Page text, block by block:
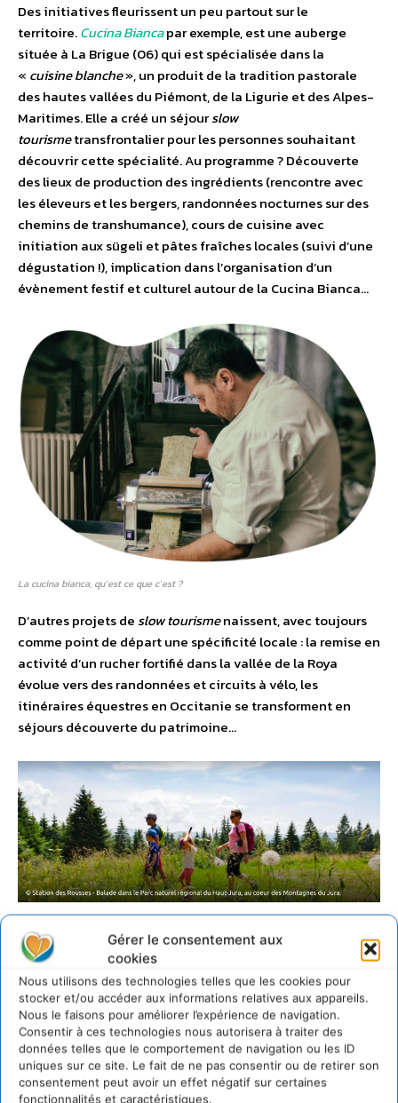
Gérer le consentement aux
cookies
Nous utilisons des technologies telles que les cookies pour
stocker et/ou accéder aux informations relatives aux appareils.
Nous le faisons pour améliorer l’expérience de navigation.
Consentir à ces technologies nous autorisera à traiter des
données telles que le comportement de navigation ou les ID
uniques sur ce site. Le fait de ne pas consentir ou de retirer son
consentement peut avoir un effet négatif sur certaines
fonctionnalités et caractéristiques.
Des initiatives fleurissent un peu partout sur le
territoire.Cucina Biancapar exemple, est une auberge
située à La Brigue (06) qui est spécialisée dans la
« cuisine blanche», un produit de la tradition pastorale
des hautes vallées du Piémont, de la Ligurie et des Alpes-
Maritimes. Elle a créé un séjourslow
tourismetransfrontalier pour les personnes souhaitant
découvrir cette spécialité. Au programme ? Découverte
des lieux de production des ingrédients (rencontre avec
les éleveurs et les bergers, randonnées nocturnes sur des
chemins de transhumance), cours de cuisine avec
initiation aux sügeli et pâtes fraîches locales (suivi d’une
dégustation !), implication dans l’organisation d’un
évènement festif et culturel autour de la Cucina Bianca…
La cucina bianca, qu’est ce que c’est ?
D’autres projets de slow tourismenaissent, avec toujours
comme point de départ une spécificité locale : la remise en
activité d’un rucher fortifié dans la vallée de la Roya
évolue vers des randonnées et circuits à vélo, les
itinéraires équestres en Occitanie se transforment en
séjours découverte du patrimoine…
Top des destinations slow tourisme en France
Quels sont les freins à son
développement ?
Leslow tourismeimplique de nouveaux modèles
économiques et une façon inédite d’appréhender
l’offre touristique elle-même.« Il y a beaucoup de